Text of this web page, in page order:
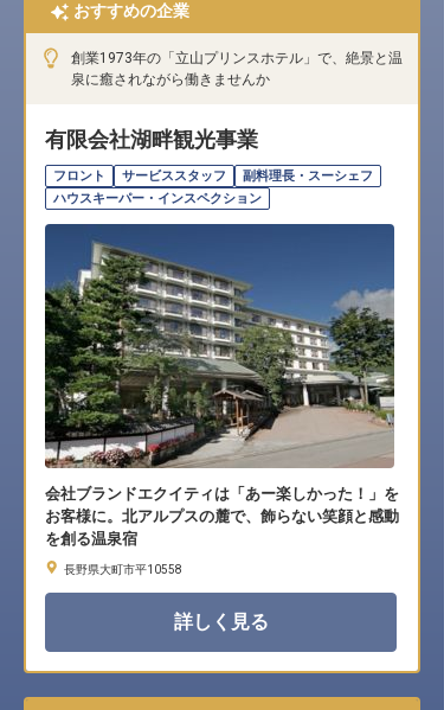
おすすめの企業
創業1973年の「立山プリンスホテル」で、絶景と温
泉に癒されながら働きませんか
有限会社湖畔観光事業
フロント サービススタッフ
副料理長・スーシェフ
ハウスキーパー・インスペクション
会社ブランドエクイティは「あー楽しかった！」を
お客様に。北アルプスの麓で、飾らない笑顔と感動
を創る温泉宿
長野県大町市平10558
詳しく見る